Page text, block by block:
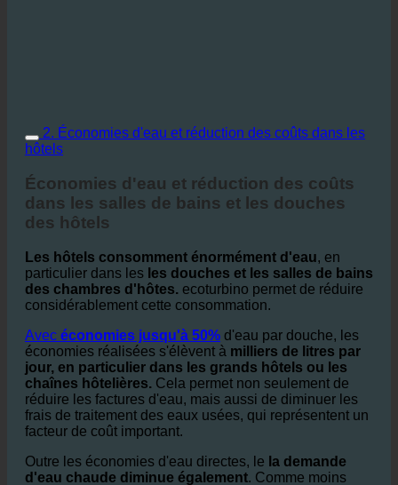
2. Économies d'eau et réduction des coûts dans les
hôtels
Économies d'eau et réduction des coûts
dans les salles de bains et les douches
des hôtels
Les hôtels consomment énormément d'eau
des chambres d'hôtes.ecoturbino permet de réduire
considérablement cette consommation.
Avecéconomies jusqu'à 50%d'eau par douche, les
économies réalisées s'élèvent àmilliers de litres par
jour, en particulier dans les grands hôtels ou les
chaînes hôtelières.Cela permet non seulement de
réduire les factures d'eau, mais aussi de diminuer les
frais de traitement des eaux usées, qui représentent un
facteur de coût important.